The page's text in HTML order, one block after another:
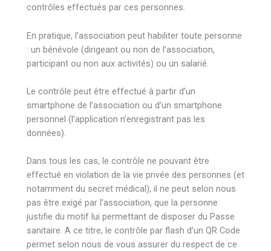
contrôles effectués par ces personnes.
En pratique, l’association peut habiliter toute personne
: un bénévole (dirigeant ou non de l’association,
participant ou non aux activités) ou un salarié.
Le contrôle peut être effectué à partir d’un
smartphone de l’association ou d’un smartphone
personnel (l’application n’enregistrant pas les
données).
Dans tous les cas, le contrôle ne pouvant être
effectué en violation de la vie privée des personnes (et
notamment du secret médical), il ne peut selon nous
pas être exigé par l’association, que la personne
justifie du motif lui permettant de disposer du Passe
sanitaire. A ce titre, le contrôle par flash d’un QR Code
permet selon nous de vous assurer du respect de ce